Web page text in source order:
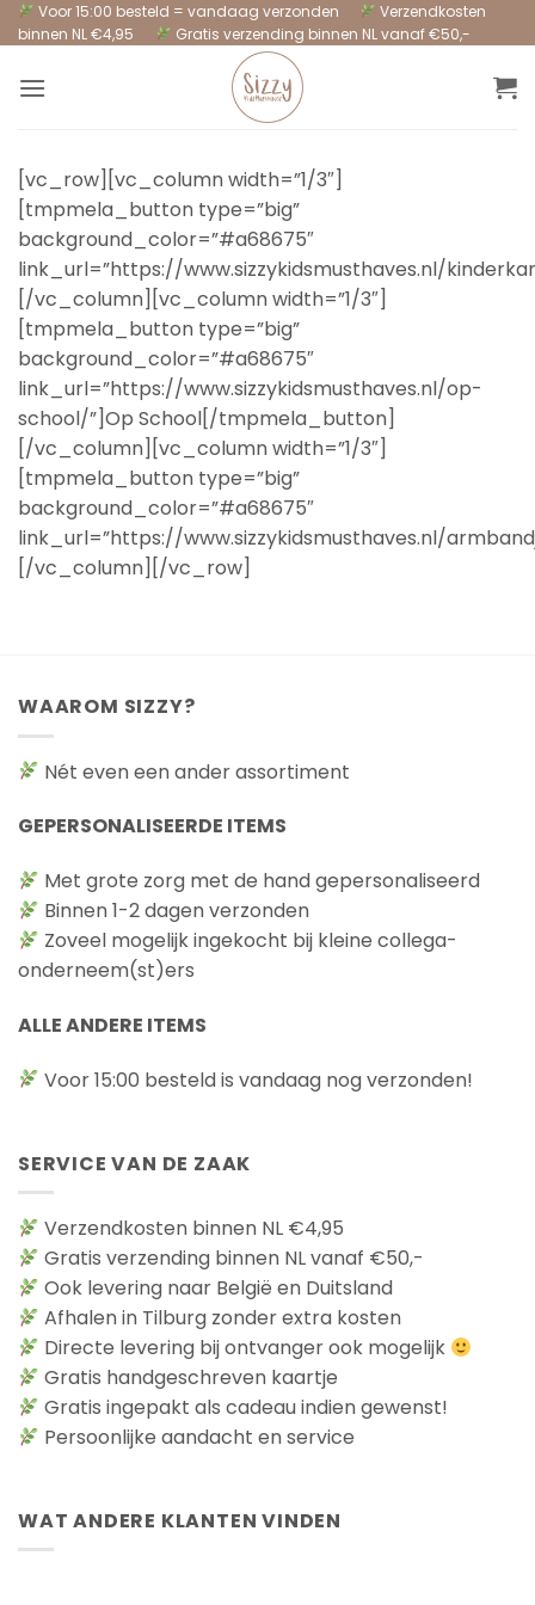
Ga
naar
inhoud
Voor 15:00 besteld = vandaag verzonden
Verzendkosten
binnen NL €4,95
Gratis verzending binnen NL vanaf €50,-
[vc_row][vc_column width=”1/3″]
[tmpmela_button type=”big”
background_color=”#a68675″
link_url=”https://www.sizzykidsmusthaves.nl/
[/vc_column][vc_column width=”1/3″]
[tmpmela_button type=”big”
background_color=”#a68675″
link_url=”https://www.sizzykidsmusthaves.nl/op-
school/”]Op School[/tmpmela_button]
[/vc_column][vc_column width=”1/3″]
[tmpmela_button type=”big”
background_color=”#a68675″
link_url=”https://www.sizzykidsmusthaves.nl/
[/vc_column][/vc_row]
WAAROM SIZZY?
Nét even een ander assortiment
GEPERSONALISEERDE ITEMS
Met grote zorg met de hand gepersonaliseerd
Binnen 1-2 dagen verzonden
Zoveel mogelijk ingekocht bij kleine collega-
onderneem(st)ers
ALLE ANDERE ITEMS
Voor 15:00 besteld is vandaag nog verzonden!
SERVICE VAN DE ZAAK
Verzendkosten binnen NL €4,95
Gratis verzending binnen NL vanaf €50,-
Ook levering naar België en Duitsland
Afhalen in Tilburg zonder extra kosten
Directe levering bij ontvanger ook mogelijk
Gratis handgeschreven kaartje
Gratis ingepakt als cadeau indien gewenst!
Persoonlijke aandacht en service
WAT ANDERE KLANTEN VINDEN